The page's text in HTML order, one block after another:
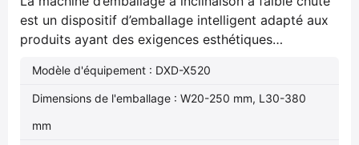
est un dispositif d’emballage intelligent adapté aux
produits ayant des exigences esthétiques
efficacement les rayures et les dommages sur les
produits sans compromettre la vitesse ou la
Modèle d'équipement : DXD-X520
Dimensions de l'emballage : W20-250 mm, L30-380
mm